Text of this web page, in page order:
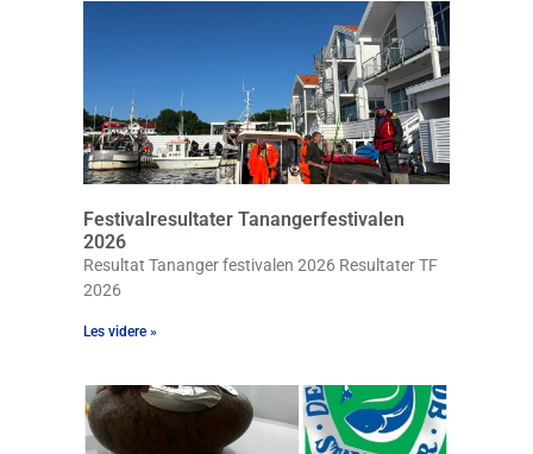
Festivalresultater Tanangerfestivalen
2026
Resultat Tananger festivalen 2026 Resultater TF
2026
Les videre »